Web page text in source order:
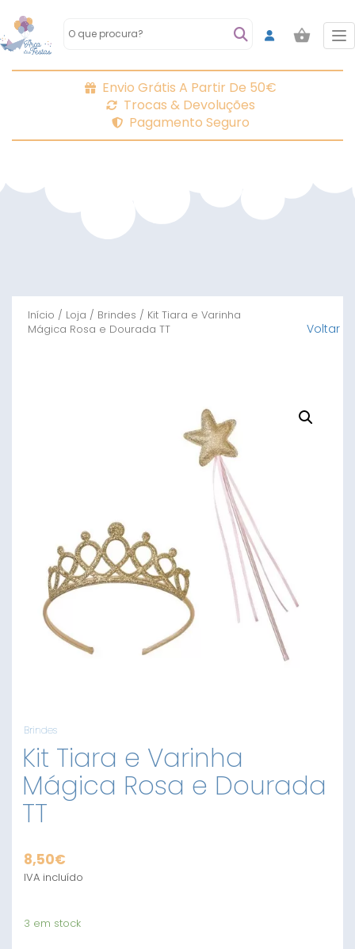
Envio Grátis A Partir De 50€
Trocas & Devoluções
Pagamento Seguro
Início / Loja / Brindes / Kit Tiara e Varinha
Mágica Rosa e Dourada TT
Voltar
Brindes
Kit Tiara e Varinha
Mágica Rosa e Dourada
TT
8,50€
IVA incluído
3 em stock